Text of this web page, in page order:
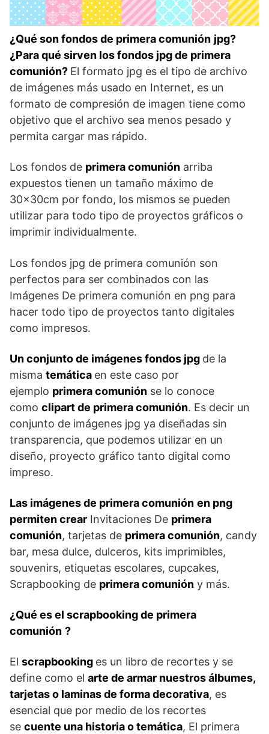
¿Qué son fondos de primera comunión jpg?
¿Para qué sirven los fondos jpg de primera
comunión? El formato jpg es el tipo de archivo
de imágenes más usado en Internet, es un
formato de compresión de imagen tiene como
objetivo que el archivo sea menos pesado y
permita cargar mas rápido.
Los fondos de primera comunión arriba
expuestos tienen un tamaño máximo de
30x30cm por fondo, los mismos se pueden
utilizar para todo tipo de proyectos gráficos o
imprimir individualmente.
Los fondos jpg de primera comunión son
perfectos para ser combinados con las
Imágenes De primera comunión en png para
hacer todo tipo de proyectos tanto digitales
como impresos.
Un conjunto de imágenes fondos jpg de la
misma temática en este caso por
ejemplo primera comunión se lo conoce
como clipart de primera comunión. Es decir un
conjunto de imágenes jpg ya diseñadas sin
transparencia, que podemos utilizar en un
diseño, proyecto gráfico tanto digital como
impreso.
Las imágenes de primera comunión en png
permiten crear Invitaciones De primera
comunión, tarjetas de primera comunión, candy
bar, mesa dulce, dulceros, kits imprimibles,
souvenirs, etiquetas escolares, cupcakes,
Scrapbooking de primera comunión y más.
¿Qué es el scrapbooking de primera
comunión ?
El scrapbooking es un libro de recortes y se
define como el arte de armar nuestros álbumes,
tarjetas o laminas de forma decorativa, es
esencial que por medio de los recortes
se cuente una historia o temática, El primera